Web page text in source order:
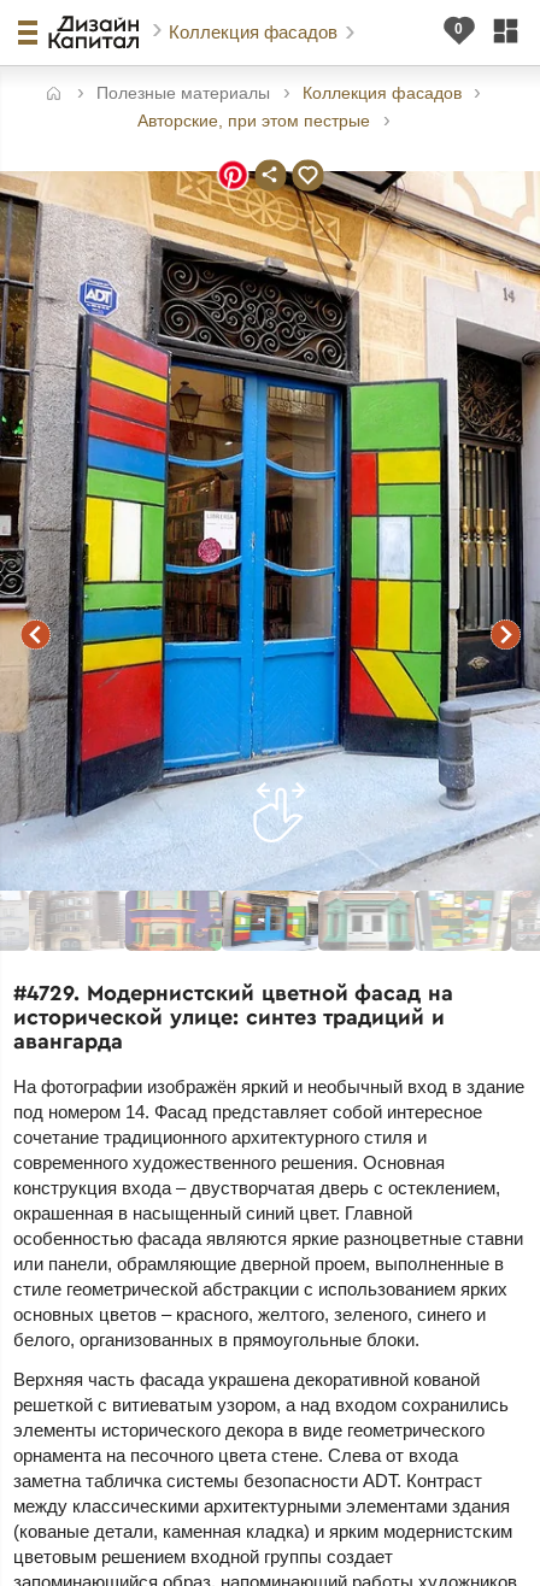
Коллекция фасадов
Полезные материалы
Коллекция фасадов
Авторские, при этом пестрые
#4729. Модернистский цветной фасад на
исторической улице: синтез традиций и
авангарда
На фотографии изображён яркий и необычный вход в здание
под номером 14. Фасад представляет собой интересное
сочетание традиционного архитектурного стиля и
современного художественного решения. Основная
конструкция входа – двустворчатая дверь с остеклением,
окрашенная в насыщенный синий цвет. Главной
особенностью фасада являются яркие разноцветные ставни
или панели, обрамляющие дверной проем, выполненные в
стиле геометрической абстракции с использованием ярких
основных цветов – красного, желтого, зеленого, синего и
белого, организованных в прямоугольные блоки.
Верхняя часть фасада украшена декоративной кованой
решеткой с витиеватым узором, а над входом сохранились
элементы исторического декора в виде геометрического
орнамента на песочного цвета стене. Слева от входа
заметна табличка системы безопасности ADT. Контраст
между классическими архитектурными элементами здания
(кованые детали, каменная кладка) и ярким модернистским
цветовым решением входной группы создает
запоминающийся образ, напоминающий работы художников